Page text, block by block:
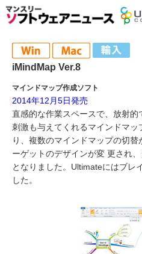
iMindMap Ver.8
マインドマップ作成ソフト
2014年12月5日発売
直感的な作業スペースで、放射
刺激も与えてくれるマインドマッ
り、複数のマインドマップの切
ーゲットのデザインが変 更され
となりました。Ultimateにはブレ
した。